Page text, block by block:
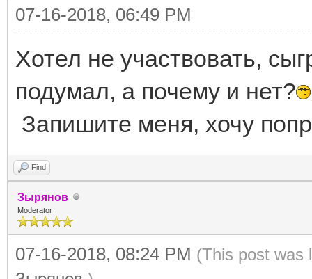
07-16-2018, 06:49 PM
Хотел не участвовать,
подумал, а почему и нет?
Запишите меня, хочу
Find
Зырянов
Moderator
07-16-2018, 08:24 PM (This post was